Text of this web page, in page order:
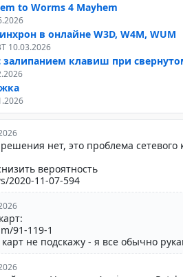
to Worms 4 Mayhem
в онлайне W3D, W4M, WUM
10.03.2026
клавиш при